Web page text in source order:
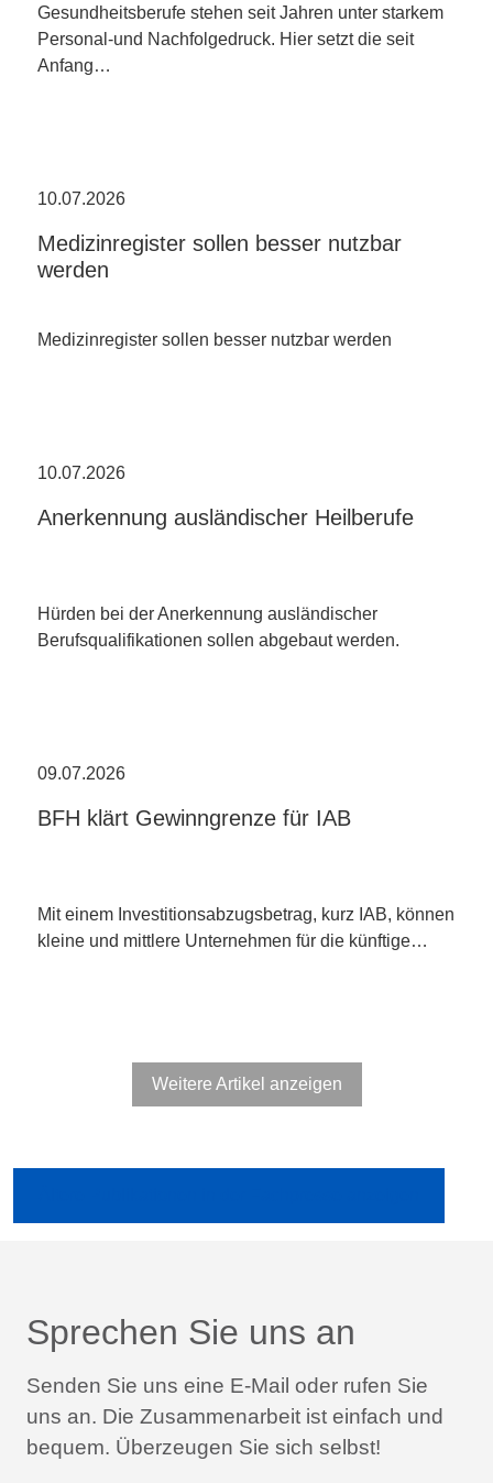
Gesundheitsberufe stehen seit Jahren unter starkem
Personal-und Nachfolgedruck. Hier setzt die seit
Anfang…
10.07.2026
Medizinregister sollen besser nutzbar
werden
Medizinregister sollen besser nutzbar werden
10.07.2026
Anerkennung ausländischer Heilberufe
Hürden bei der Anerkennung ausländischer
Berufsqualifikationen sollen abgebaut werden.
09.07.2026
BFH klärt Gewinngrenze für IAB
Mit einem Investitionsabzugsbetrag, kurz IAB, können
kleine und mittlere Unternehmen für die künftige…
Weitere Artikel anzeigen
Sprechen Sie uns an
Senden Sie uns eine E-Mail oder rufen Sie
uns an. Die Zusammenarbeit ist einfach und
bequem. Überzeugen Sie sich selbst!